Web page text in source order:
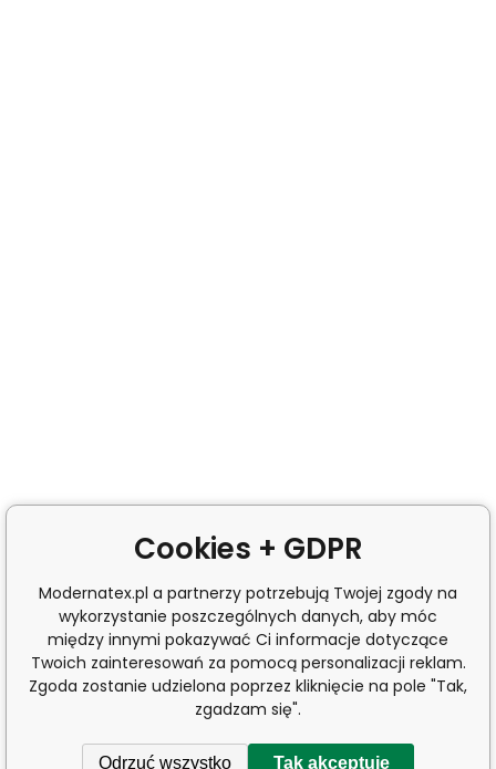
Cookies + GDPR
Modernatex.pl a partnerzy potrzebują Twojej zgody na
wykorzystanie poszczególnych danych, aby móc
między innymi pokazywać Ci informacje dotyczące
Twoich zainteresowań za pomocą personalizacji reklam.
Zgoda zostanie udzielona poprzez kliknięcie na pole "Tak,
zgadzam się".
Odrzuć wszystko Tak akceptuję